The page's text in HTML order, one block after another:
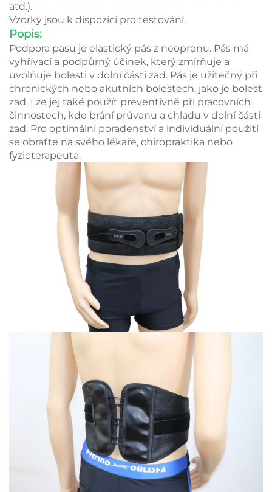
atd.).
Vzorky jsou k dispozici pro testování.
Popis:
Podpora pasu je elastický pás z neoprenu. Pás má
vyhřívací a podpůrný účinek, který zmírňuje a
uvolňuje bolesti v dolní části zad. Pás je užitečný při
chronických nebo akutních bolestech, jako je bolest
zad. Lze jej také použít preventivně při pracovních
činnostech, kde brání průvanu a chladu v dolní části
zad. Pro optimální poradenství a individuální použití
se obraťte na svého lékaře, chiropraktika nebo
fyzioterapeuta.